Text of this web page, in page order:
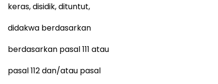
keras, disidik, dituntut,
didakwa berdasarkan
berdasarkan pasal 111 atau
pasal 112 dan/atau pasal